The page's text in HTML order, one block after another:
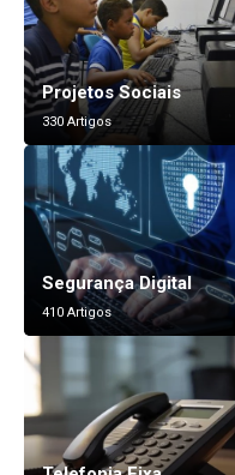
Projetos Sociais
330 Artigos
Segurança Digital
410 Artigos